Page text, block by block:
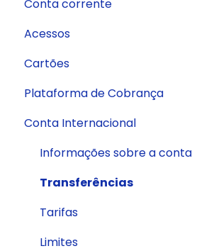
Fale com a gente
Crédito
Conta corrente
Abertura de conta
API
Informações sobre a conta
Pagamentos
Extrato
Acessos
Aplicativo
Internet Banking
Cartões
Cartão de Débito
Cartão Digital
Cartão de Crédito
Cartão Internacional
Plataforma de Cobrança
Boletos
CNAB 400
Conta Internacional
Informações sobre a conta
Transferências
Tarifas
Limites